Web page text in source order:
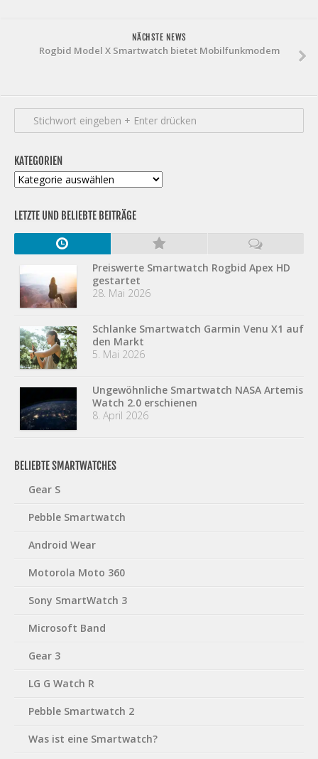
NÄCHSTE NEWS
Rogbid Model X Smartwatch bietet Mobilfunkmodem
KATEGORIEN
Kategorien
LETZTE UND BELIEBTE BEITRÄGE
Preiswerte Smartwatch Rogbid Apex HD
gestartet
28. Mai 2026
Schlanke Smartwatch Garmin Venu X1 auf
den Markt
5. Mai 2026
Ungewöhnliche Smartwatch NASA Artemis
Watch 2.0 erschienen
8. April 2026
BELIEBTE SMARTWATCHES
Gear S
Pebble Smartwatch
Android Wear
Motorola Moto 360
Sony SmartWatch 3
Microsoft Band
Gear 3
LG G Watch R
Pebble Smartwatch 2
Was ist eine Smartwatch?